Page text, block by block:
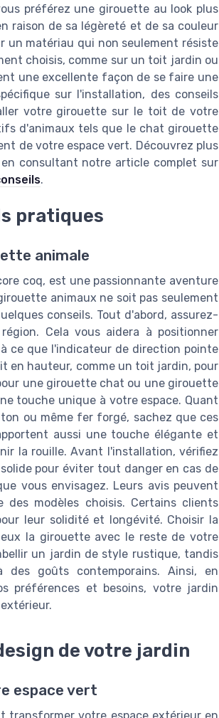
préférez une girouette au look plus
raison de sa légèreté et de sa couleur
un matériau qui non seulement résiste
choisis, comme sur un toit jardin ou
une excellente façon de se faire une
sur l'installation, des conseils
votre girouette sur le toit de votre
d'animaux tels que le chat girouette
de votre espace vert. Découvrez plus
consultant notre article complet sur
.
pratiques
animale
coq, est une passionnante aventure
animaux ne soit pas seulement
conseils. Tout d'abord, assurez-
Cela vous aidera à positionner
ce que l'indicateur de direction pointe
en hauteur, comme un toit jardin, pour
une girouette chat ou une girouette
touche unique à votre espace. Quant
ou même fer forgé, sachez que ces
aussi une touche élégante et
la rouille. Avant l'installation, vérifiez
pour éviter tout danger en cas de
vous envisagez. Leurs avis peuvent
modèles choisis. Certains clients
leur solidité et longévité. Choisir la
la girouette avec le reste de votre
un jardin de style rustique, tandis
des goûts contemporains. Ainsi, en
préférences et besoins, votre jardin
de votre jardin
espace vert
transformer votre espace extérieur en